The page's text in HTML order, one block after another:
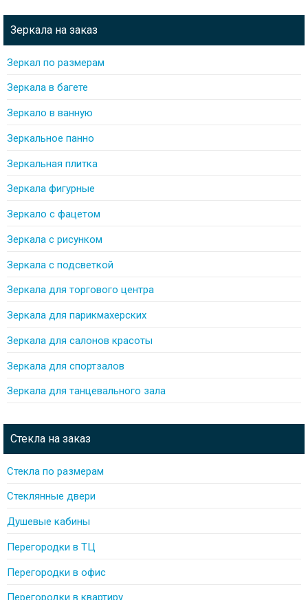
Зеркала на заказ
Зеркал по размерам
Зеркала в багете
Зеркало в ванную
Зеркальное панно
Зеркальная плитка
Зеркала фигурные
Зеркало с фацетом
Зеркала с рисунком
Зеркала с подсветкой
Зеркала для торгового центра
Зеркала для парикмахерских
Зеркала для салонов красоты
Зеркала для спортзалов
Зеркала для танцевального зала
Стекла на заказ
Стекла по размерам
Стеклянные двери
Душевые кабины
Перегородки в ТЦ
Перегородки в офис
Перегородки в квартиру